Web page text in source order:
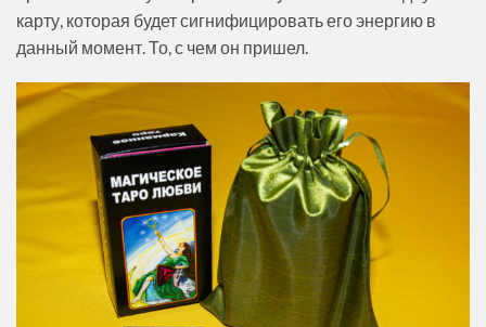
карту, которая будет сигнифицировать его энергию в
данный момент. То, с чем он пришел.